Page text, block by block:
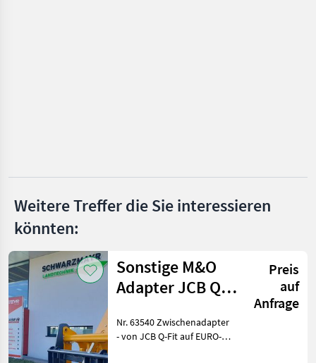
Alle 37
anzeigen
MARKTPLATZ
Händlerangebote Kleinanzeigen
Weitere Treffer die Sie interessieren
könnten:
Sonstige M&O
Adapter JCB Q -
Preis
auf
Anfrage
Nr. 63540 Zwischenadapter
- von JCB Q-Fit auf EURO-